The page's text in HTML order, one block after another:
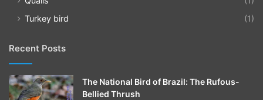
Turkey bird
(1)
Recent Posts
The National Bird of Brazil: The Rufous-
Bellied Thrush